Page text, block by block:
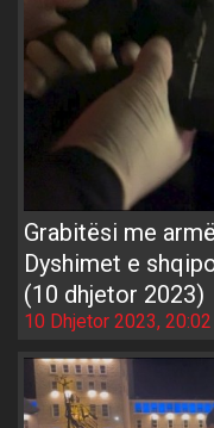
Grabitësi me
Dyshimet e
(10 dhjetor 2023)
10 Dhjetor 2023, 20:02